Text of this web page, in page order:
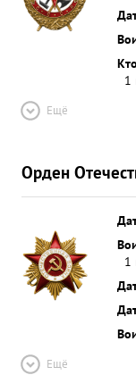
1
Ещё
Орден
1
Ещё